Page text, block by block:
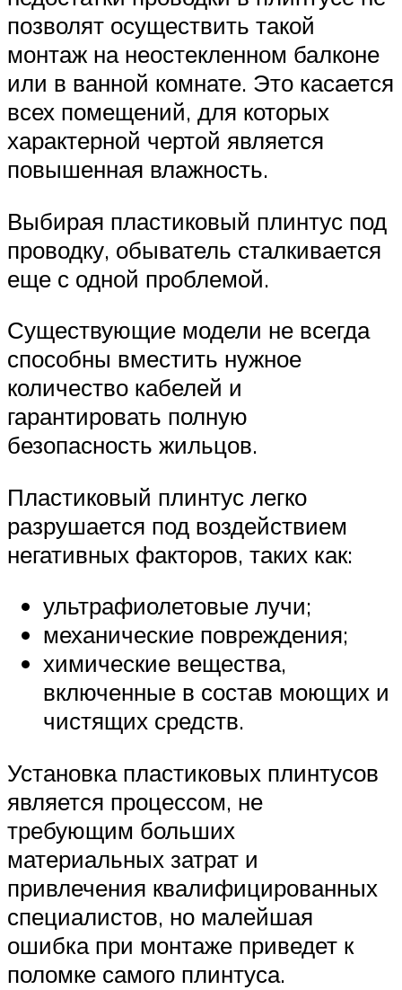
позволят осуществить такой
монтаж на неостекленном балконе
или в ванной комнате. Это касается
всех помещений, для которых
характерной чертой является
повышенная влажность.
Выбирая пластиковый плинтус под
проводку, обыватель сталкивается
еще с одной проблемой.
Существующие модели не всегда
способны вместить нужное
количество кабелей и
гарантировать полную
безопасность жильцов.
Пластиковый плинтус легко
разрушается под воздействием
негативных факторов, таких как:
ультрафиолетовые лучи;
механические повреждения;
химические вещества,
включенные в состав моющих и
чистящих средств.
Установка пластиковых плинтусов
является процессом, не
требующим больших
материальных затрат и
привлечения квалифицированных
специалистов, но малейшая
ошибка при монтаже приведет к
поломке самого плинтуса.